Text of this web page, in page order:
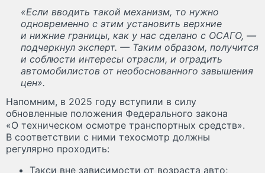
«Если вводить такой механизм, то нужно
одновременно с этим установить верхние
и нижние границы, как у нас сделано с ОСАГО, —
подчеркнул эксперт. — Таким образом, получится
и соблюсти интересы отрасли, и оградить
автомобилистов от необоснованного завышения
цен».
Напомним, в 2025 году вступили в силу
обновленные положения Федерального закона
«О техническом осмотре транспортных средств».
В соответствии с ними техосмотр должны
регулярно проходить:
Такси вне зависимости от возраста авто;